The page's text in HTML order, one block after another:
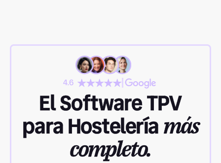
4.6
El Software TPV
para Hosteleríamás
completo.